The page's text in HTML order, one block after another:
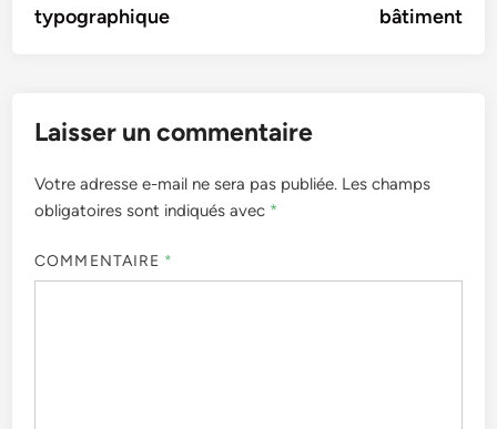
typographique
bâtiment
Laisser un commentaire
Votre adresse e-mail ne sera pas publiée. Les champs
obligatoires sont indiqués avec *
COMMENTAIRE *